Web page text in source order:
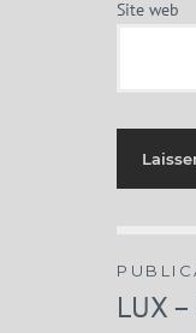
Site web
LUX